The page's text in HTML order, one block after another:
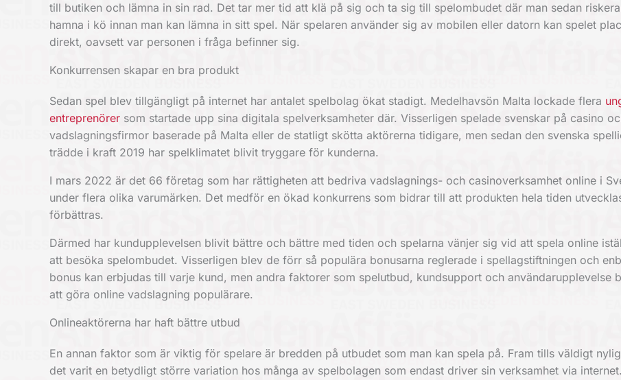
till butiken och lämna in sin rad. Det tar mer tid att klä på sig och ta sig till spelombudet där man sedan
hamna i kö innan man kan lämna in sitt spel. När spelaren använder sig av mobilen eller datorn kan spelet
direkt, oavsett var personen i fråga befinner sig.
Konkurrensen skapar en bra produkt
Sedan spel blev tillgängligt på internet har antalet spelbolag ökat stadigt. Medelhavsön Malta lockade flera
entreprenörer som startade upp sina digitala spelverksamheter där. Visserligen spelade svenskar på casino
vadslagningsfirmor baserade på Malta eller de statligt skötta aktörerna tidigare, men sedan den svenska
trädde i kraft 2019 har spelklimatet blivit tryggare för kunderna.
I mars 2022 är det 66 företag som har rättigheten att bedriva vadslagnings- och casinoverksamhet online i
under flera olika varumärken. Det medför en ökad konkurrens som bidrar till att produkten hela tiden
förbättras.
Därmed har kundupplevelsen blivit bättre och bättre med tiden och spelarna vänjer sig vid att spela online
att besöka spelombudet. Visserligen blev de förr så populära bonusarna reglerade i spellagstiftningen och
bonus kan erbjudas till varje kund, men andra faktorer som spelutbud, kundsupport och användarupplevelse
att göra online vadslagning populärare.
Onlineaktörerna har haft bättre utbud
En annan faktor som är viktig för spelare är bredden på utbudet som man kan spela på. Fram tills väldigt
det varit en betydligt större variation hos många av spelbolagen som endast driver sin verksamhet via